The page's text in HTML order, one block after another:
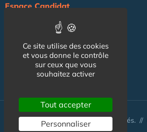
Espace Candidat
Espace Recruteur
Actualité
Agenda
NOS AUTRES SITES :
© Australis 2026 - Tous droits réservés. //
Ce site utilise des cookies
et vous donne le contrôle
sur ceux que vous
souhaitez activer
Tout accepter
Personnaliser